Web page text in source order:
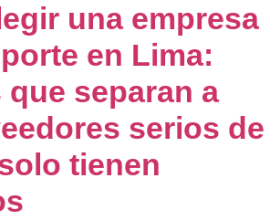
una empresa
en Lima:
separan a
serios de
tienen